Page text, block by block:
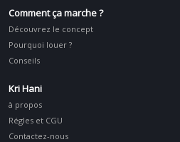
Comment ça marche ?
Découvrez le concept
Pourquoi louer ?
Conseils
Kri Hani
à propos
Régles et CGU
Contactez-nous